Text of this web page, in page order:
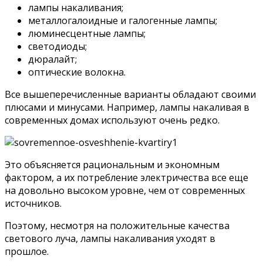
лампы накаливания;
металлогалоидные и галогенные лампы;
люминесцентные лампы;
светодиоды;
дюралайт;
оптические волокна.
Все вышеперечисленные варианты обладают своими
плюсами и минусами. Например, лампы накаливая в
современных домах используют очень редко.
Это объясняется рациональным и экономным
фактором, а их потребление электричества все еще
на довольно высоком уровне, чем от современных
источников.
Поэтому, несмотря на положительные качества
светового луча, лампы накаливания уходят в
прошлое.